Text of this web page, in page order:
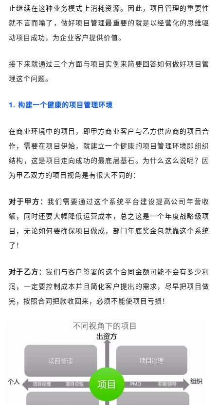
止继续在这种业务模式上消耗资源。 因此，项目管理的重要性
就不言而喻了，做好项目管理最重要的就是以经营化的思维驱
动项目成功，为企业客户提供价值。
接下来就通过三个方面与项目实例来简要回答如何做好项目管
理这个问题。
1. 构建一个健康的项目管理环境
在商业环境中的项目，即甲方商业客户与乙方供应商的项目合
作，需要在项目伊始，就建立一个健康的项目管理环境即组织
结构，这是项目走向成功的最底层基石。为什么这么说呢？因
为甲乙双方的项目视角是有很大不同的：
对于甲方：我们需要通过这个系统平台建设提高公司年营收
额，同时还要大幅降低运营成本，总之这是一个年度战略级项
目，无论如何要确保项目做成，部门年底奖金包就靠这个系统
了！
对于乙方：我们与客户签署的这个合同金额可能不会有多少利
润，一定要控制成本并且简化客户提出的需求，尽早把项目做
完，按照合同把款收回来，必须不能使项目亏损！